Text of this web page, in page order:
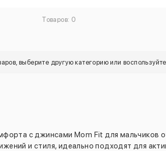
Товаров: 0
выберите другую категорию или
с джинсами Mom Fit для мальчиков
и стиля, идеально подходят для